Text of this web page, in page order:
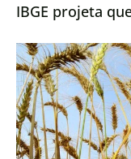
IBGE projeta